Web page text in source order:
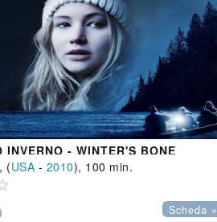
INVERNO - WINTER'S BONE
, (USA - 2010), 100 min.
Scheda »